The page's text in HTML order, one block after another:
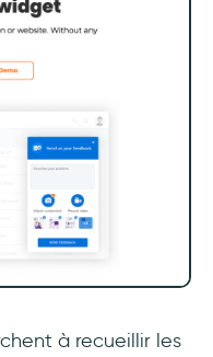
à recueillir les